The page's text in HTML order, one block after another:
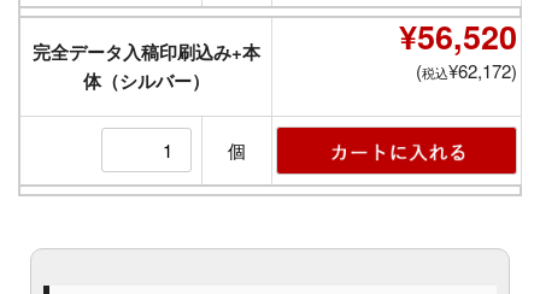
完全データ入稿印刷込み+本
体（シルバー）
¥56,520
(税込¥62,172)
個